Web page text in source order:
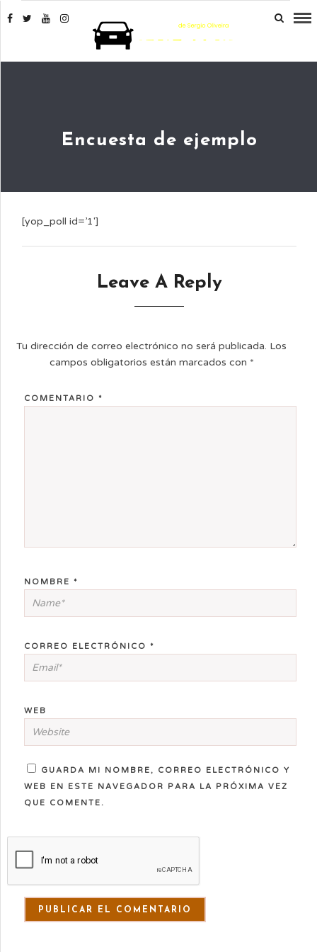
Encuesta de ejemplo
[yop_poll id=’1′]
Leave A Reply
Tu dirección de correo electrónico no será publicada. Los
campos obligatorios están marcados con *
COMENTARIO *
NOMBRE *
CORREO ELECTRÓNICO *
WEB
GUARDA MI NOMBRE, CORREO ELECTRÓNICO Y
WEB EN ESTE NAVEGADOR PARA LA PRÓXIMA VEZ
QUE COMENTE.